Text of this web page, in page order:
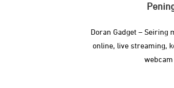
Doran Gadget – Seiring
online, live streaming,